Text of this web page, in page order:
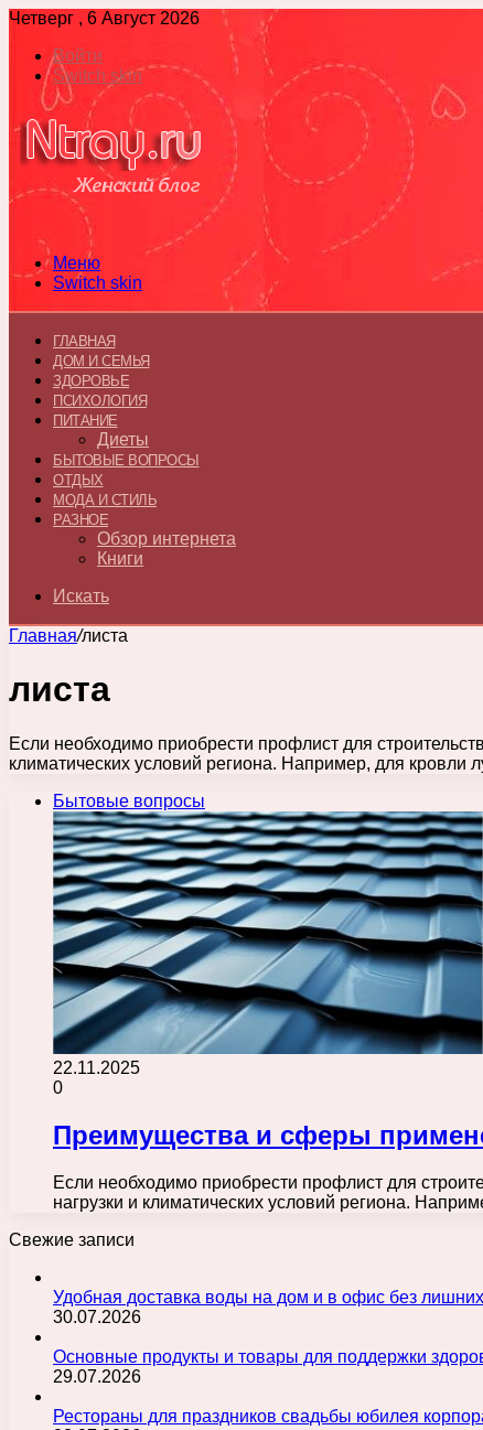
Четверг , 6 Август 2026
Войти
Switch skin
Меню
Switch skin
ГЛАВНАЯ
ДОМ И СЕМЬЯ
ЗДОРОВЬЕ
ПСИХОЛОГИЯ
ПИТАНИЕ
Диеты
БЫТОВЫЕ ВОПРОСЫ
ОТДЫХ
МОДА И СТИЛЬ
РАЗНОЕ
Обзор интернета
Книги
Искать
Главная/листа
листа
Если необходимо приобрести профлист для
климатических условий региона. Например, для кровли
Бытовые вопросы
22.11.2025
0
Преимущества и сферы
Если необходимо приобрести профлист для
нагрузки и климатических условий региона.
Свежие записи
Удобная доставка воды на дом и в офис без
30.07.2026
Основные продукты и товары для поддержки
29.07.2026
Рестораны для праздников свадьбы юбилея